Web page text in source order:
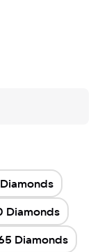
Diamonds
Diamonds